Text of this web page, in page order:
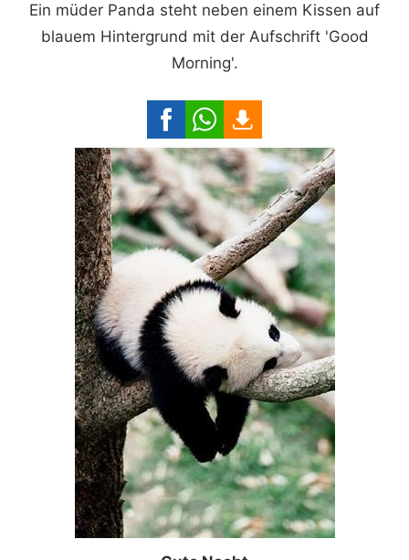
Ein müder Panda steht neben einem Kissen auf
blauem Hintergrund mit der Aufschrift 'Good
Morning'.